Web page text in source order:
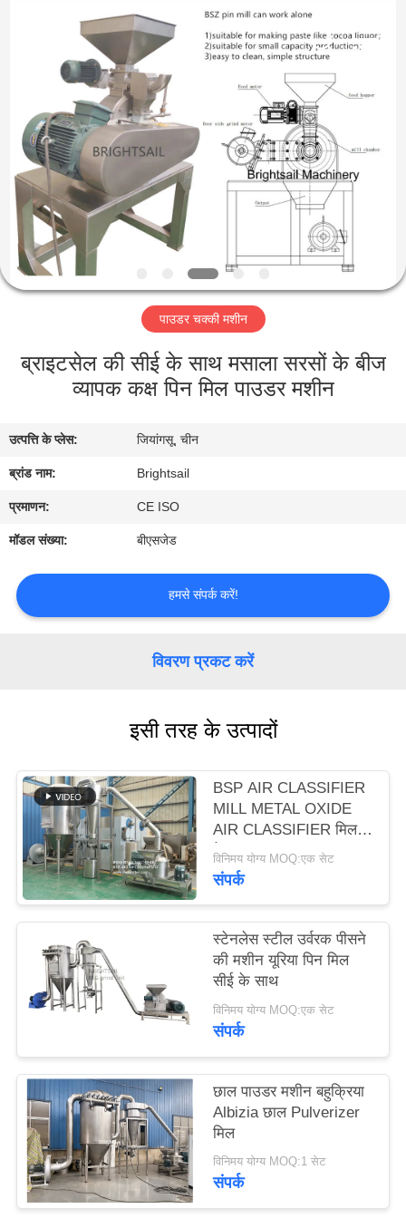
उत्पादों
वीडियो
हमारे
बारे
कारखाना
गुणवत्ता
नियंत्रण
संपर्क
करें
साइटमैप
PRIVACY
POLICY
पाउडर चक्की मशीन
ब्राइटसेल की सीई के साथ मसाला सरसों के बीज
व्यापक कक्ष पिन मिल पाउडर मशीन
उत्पत्ति के प्लेस: जियांगसू, चीन
ब्रांड नाम: Brightsail
प्रमाणन: CE ISO
मॉडल संख्या: बीएसजेड
हमसे संपर्क करें!
विवरण प्रकट करें
इसी तरह के उत्पादों
BSP AIR CLASSIFIER
MILL METAL OXIDE
AIR CLASSIFIER मिल
मेटल ऑक्साइड ACM
GGRINDER
विनिमय योग्य MOQ:एक सेट
संपर्क
स्टेनलेस स्टील उर्वरक पीसने
की मशीन यूरिया पिन मिल
सीई के साथ
विनिमय योग्य MOQ:एक सेट
संपर्क
छाल पाउडर मशीन बहुक्रिया
Albizia छाल Pulverizer
मिल
विनिमय योग्य MOQ:1 सेट
संपर्क